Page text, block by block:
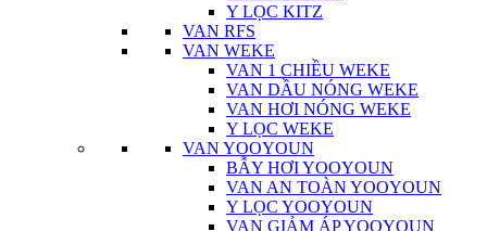
Y LỌC KITZ
VAN RFS
VAN WEKE
VAN 1 CHIỀU WEKE
VAN DẦU NÓNG WEKE
VAN HƠI NÓNG WEKE
Y LỌC WEKE
VAN YOOYOUN
BẪY HƠI YOOYOUN
VAN AN TOÀN YOOYOUN
Y LỌC YOOYOUN
VAN GIẢM ÁP YOOYOUN